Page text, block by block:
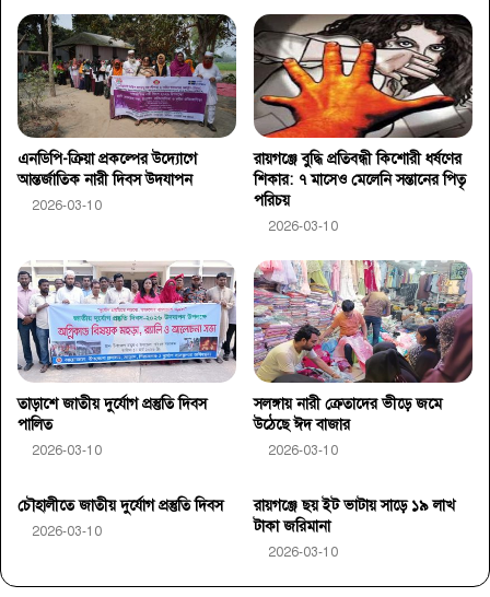
এনডিপি-ক্রিয়া প্রকল্পের উদ্যোগে
আন্তর্জাতিক নারী দিবস উদযাপন
2026-03-10
রায়গঞ্জে বুদ্ধি প্রতিবন্ধী কিশোরী ধর্ষণের
শিকার: ৭ মাসেও মেলেনি সন্তানের পিতৃ
পরিচয়
2026-03-10
তাড়াশে জাতীয় দুর্যোগ প্রস্তুতি দিবস
পালিত
2026-03-10
সলঙ্গায় নারী ক্রেতাদের ভীড়ে জমে
উঠেছে ঈদ বাজার
2026-03-10
চৌহালীতে জাতীয় দুর্যোগ প্রস্তুতি দিবস
2026-03-10
রায়গঞ্জে ছয় ইট ভাটায় সাড়ে ১৯ লাখ
টাকা জরিমানা
2026-03-10